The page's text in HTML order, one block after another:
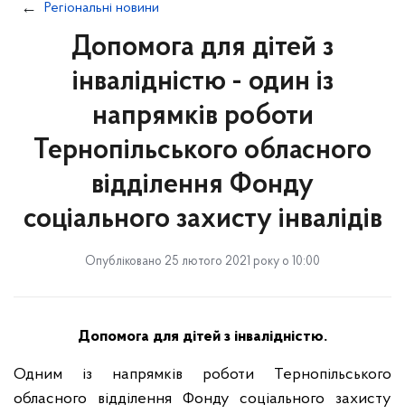
Регіональні новини
Допомога для дітей з
інвалідністю - один із
напрямків роботи
Тернопільського обласного
відділення Фонду
соціального захисту інвалідів
Опубліковано 25 лютого 2021 року о 10:00
Допомога для дітей з інвалідністю.
Одним із напрямків роботи Тернопільського
обласного відділення Фонду соціального захисту